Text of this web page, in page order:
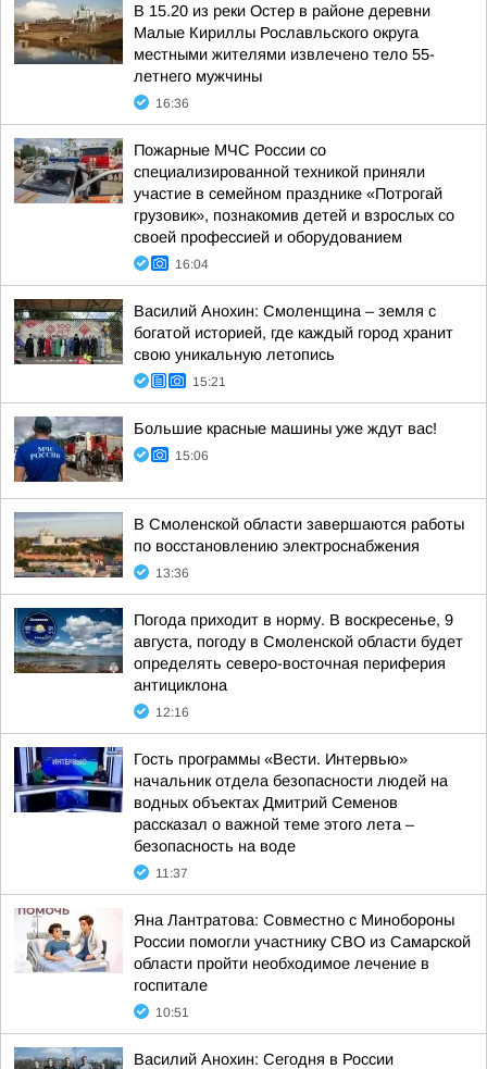
В 15.20 из реки Остер в районе деревни
Малые Кириллы Рославльского округа
местными жителями извлечено тело 55-
летнего мужчины
16:36
Пожарные МЧС России со
специализированной техникой приняли
участие в семейном празднике «Потрогай
грузовик», познакомив детей и взрослых со
своей профессией и оборудованием
16:04
Василий Анохин: Смоленщина – земля с
богатой историей, где каждый город хранит
свою уникальную летопись
15:21
Большие красные машины уже ждут вас!
15:06
В Смоленской области завершаются работы
по восстановлению электроснабжения
13:36
Погода приходит в норму. В воскресенье, 9
августа, погоду в Смоленской области будет
определять северо-восточная периферия
антициклона
12:16
Гость программы «Вести. Интервью»
начальник отдела безопасности людей на
водных объектах Дмитрий Семенов
рассказал о важной теме этого лета –
безопасность на воде
11:37
Яна Лантратова: Совместно с Минобороны
России помогли участнику СВО из Самарской
области пройти необходимое лечение в
госпитале
10:51
Василий Анохин: Сегодня в России